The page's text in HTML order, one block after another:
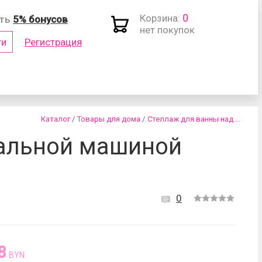
5% бонусов
Регистрация
Корзина: 0
нет покупок
Каталог / Товары для дома / Стеллаж для ванны над ...
машиной
0
BYN